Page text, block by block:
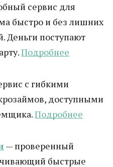
сервис для
быстро и без лишних
Деньги поступают
Подробнее
с гибкими
доступными
Подробнее
— проверенный
быстрые